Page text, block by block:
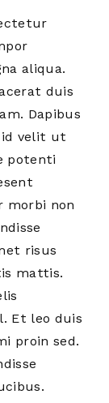
aliqua.
duis
Dapibus
id velit ut
potenti
morbi non
risus
mattis.
Et leo duis
proin sed.